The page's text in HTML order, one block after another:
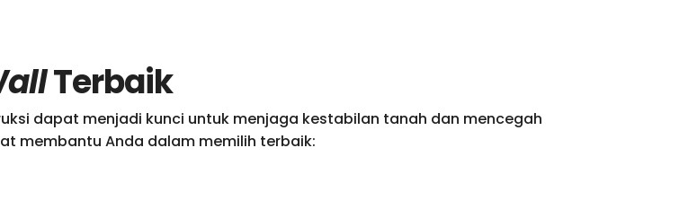
Terbaik
dapat menjadi kunci untuk menjaga kestabilan tanah dan mencegah
membantu Anda dalam memilih terbaik: